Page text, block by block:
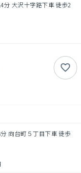
分 大沢十字路下車 徒歩2
向台町５丁目下車 徒歩